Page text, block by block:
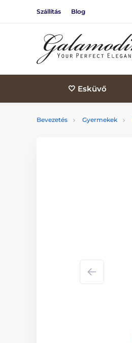
Szállítás Blog
🤍 Esküvő
Bevezetés Gyermekek